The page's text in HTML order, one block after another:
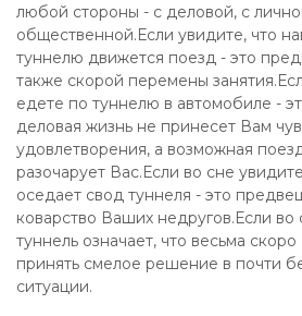
любой стороны - с деловой, с
общественной.Если увидите, что
туннелю движется поезд - это
также скорой перемены
едете по туннелю в автомобиле -
деловая жизнь не принесет Вам
удовлетворения, а возможная
разочарует Вас.Если во сне
оседает свод туннеля - это
коварство Ваших недругов.Если во
туннель означает, что весьма
принять смелое решение в почти
ситуации.